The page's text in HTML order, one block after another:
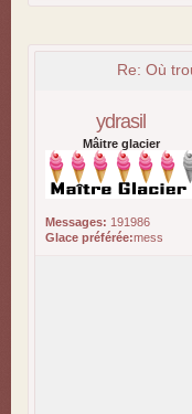
Re: Où
ydrasil
Mâitre glacier
Messages: 191986
Glace préférée:mess